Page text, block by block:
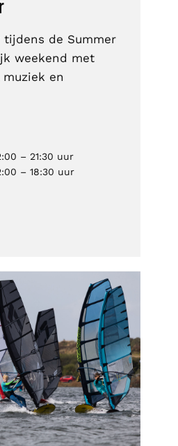
tijdens de Summer
weekend met
en
– 21:30 uur
– 18:30 uur